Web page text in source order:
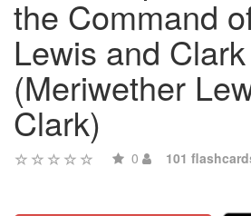
the Command
Lewis and
(Meriwether
Clark)
0 101